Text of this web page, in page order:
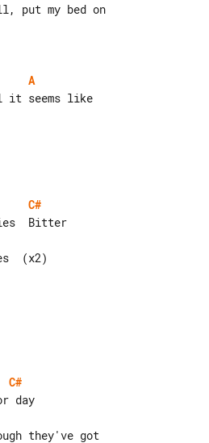
put my bed on
A
it seems like
C#
(x2)
C#